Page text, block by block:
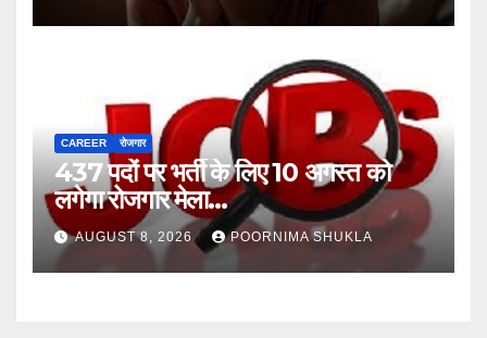
CAREER रोजगार
437 पदों पर भर्ती के लिए 10 अगस्त को
लगेगा रोजगार मेला…
AUGUST 8, 2026 POORNIMA SHUKLA